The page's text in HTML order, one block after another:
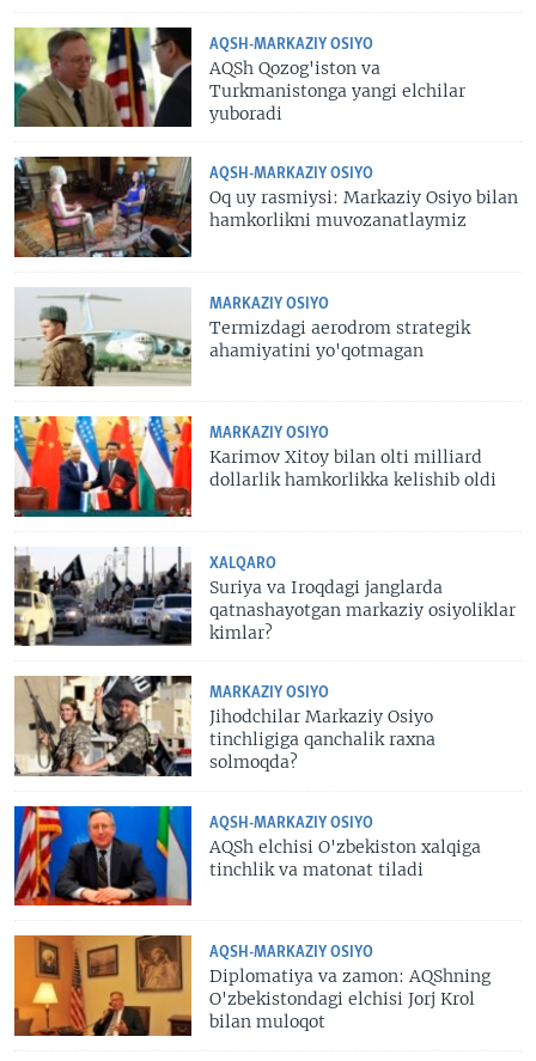
AQSH-MARKAZIY OSIYO
AQSh Qozog'iston va
Turkmanistonga yangi elchilar
yuboradi
AQSH-MARKAZIY OSIYO
Oq uy rasmiysi: Markaziy Osiyo bilan
hamkorlikni muvozanatlaymiz
MARKAZIY OSIYO
Termizdagi aerodrom strategik
ahamiyatini yo'qotmagan
MARKAZIY OSIYO
Karimov Xitoy bilan olti milliard
dollarlik hamkorlikka kelishib oldi
XALQARO
Suriya va Iroqdagi janglarda
qatnashayotgan markaziy osiyoliklar
kimlar?
MARKAZIY OSIYO
Jihodchilar Markaziy Osiyo
tinchligiga qanchalik raxna
solmoqda?
AQSH-MARKAZIY OSIYO
AQSh elchisi O'zbekiston xalqiga
tinchlik va matonat tiladi
AQSH-MARKAZIY OSIYO
Diplomatiya va zamon: AQShning
O'zbekistondagi elchisi Jorj Krol
bilan muloqot